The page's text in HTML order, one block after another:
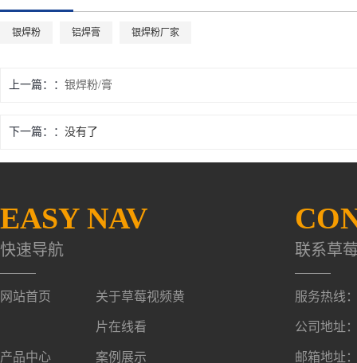
银焊粉 铝焊膏 银焊粉厂家
上一篇： 银焊粉/膏
下一篇： 没有了
EASY NAV
快速导航
网站首页 关于草莓视频黄
片在线看
产品中心 案例展示
联系草
服务热线
公司地址
邮箱地址